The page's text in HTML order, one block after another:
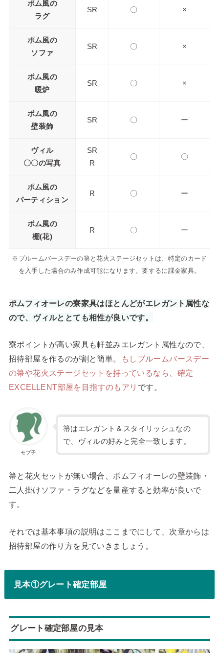
ポム風の
ラグ
SR 〇 ×
ポム風の
ソファ
SR 〇 ×
ポム風の
暖炉
SR 〇 ×
ポム風の
壁装飾
SR 〇 ー
ヴィル
〇〇の写真
SR
R
〇 〇
ポム風の
パーティション
R 〇 ー
ポム風の
棚(花)
R 〇 ー
※ブルームバースデーの箒と花火ステージセットは、特定のカード
を入手した場合のみ作成可能になります。要するに課金家具。
ポムフィオーレの寮家具はほとんどがエレガント属性な
ので、ヴィルととても相性が良いです。
寮ポイントが高い家具も軒並みエレガント属性なので、
招待部屋を作るのが割と簡単。
もしブルームバースデー
の箒や花火ステージセットを持っているなら、確定
EXCELLENT部屋を目指すのもアリ です。
モブ子
箒はエレガント＆スタイリッシュなの
で、ヴィルの好みと完全一致します。
箒と花火セットが無い場合、ポムフィオーレの壁装飾・
二人掛けソファ・ラグなどを量産すると効率が良いで
す。
それでは基本事項の説明はここまでにして、次章からは
招待部屋の作り方を見ていきましょう。
見本①グレート確定部屋
グレート確定部屋の見本